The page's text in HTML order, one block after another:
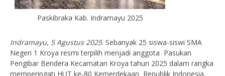
Paskibraka Kab. Indramayu 2025
Indramayu, 5 Agustus 2025. Sebanyak 25 siswa-siswi SMA
Negeri 1 Kroya resmi terpilih menjadi anggota Pasukan
Pengibar Bendera Kecamatan Kroya tahun 2025 dalam rangka
memperingati HUT ke-80 Kemerdekaan Republik Indonesia.